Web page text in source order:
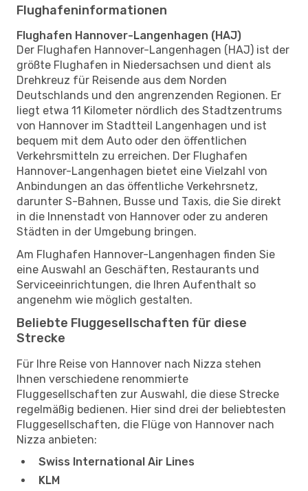
Flughafeninformationen
Flughafen Hannover-Langenhagen (HAJ)
Der Flughafen Hannover-Langenhagen (HAJ) ist der
größte Flughafen in Niedersachsen und dient als
Drehkreuz für Reisende aus dem Norden
Deutschlands und den angrenzenden Regionen. Er
liegt etwa 11 Kilometer nördlich des Stadtzentrums
von Hannover im Stadtteil Langenhagen und ist
bequem mit dem Auto oder den öffentlichen
Verkehrsmitteln zu erreichen. Der Flughafen
Hannover-Langenhagen bietet eine Vielzahl von
Anbindungen an das öffentliche Verkehrsnetz,
darunter S-Bahnen, Busse und Taxis, die Sie direkt
in die Innenstadt von Hannover oder zu anderen
Städten in der Umgebung bringen.
Am Flughafen Hannover-Langenhagen finden Sie
eine Auswahl an Geschäften, Restaurants und
Serviceeinrichtungen, die Ihren Aufenthalt so
angenehm wie möglich gestalten.
Beliebte Fluggesellschaften für diese
Strecke
Für Ihre Reise von Hannover nach Nizza stehen
Ihnen verschiedene renommierte
Fluggesellschaften zur Auswahl, die diese Strecke
regelmäßig bedienen. Hier sind drei der beliebtesten
Fluggesellschaften, die Flüge von Hannover nach
Nizza anbieten:
Swiss International Air Lines
KLM